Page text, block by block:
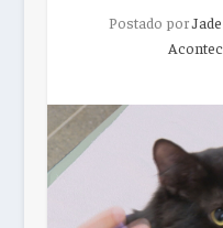
Postado por